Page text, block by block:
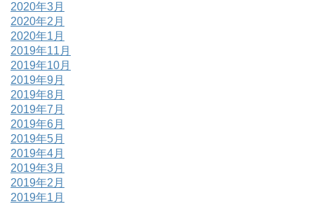
2020年3月
2020年2月
2020年1月
2019年11月
2019年10月
2019年9月
2019年8月
2019年7月
2019年6月
2019年5月
2019年4月
2019年3月
2019年2月
2019年1月